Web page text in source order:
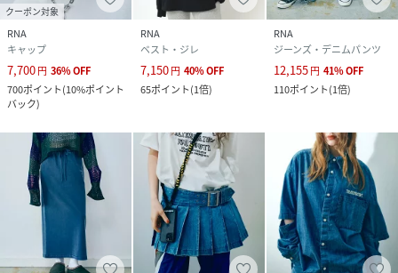
クーポン対象
RNA
キャップ
7,700円 36%OFF
700ポイント(10%ポイント
バック)
RNA
ベスト・ジレ
7,150円 40%OFF
65ポイント(1倍)
RNA
ジーンズ・デニムパンツ
12,155円 41%OFF
110ポイント(1倍)